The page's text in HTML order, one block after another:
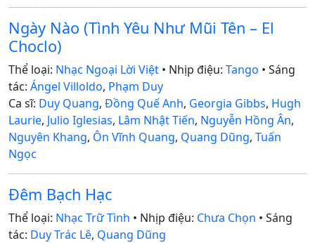
Ngày Nào (Tình Yêu Như Mũi Tên – El
Choclo)
Thể loại: Nhạc Ngoại Lời Việt • Nhịp điệu: Tango • Sáng
tác: Ángel Villoldo, Phạm Duy
Ca sĩ: Duy Quang, Đồng Quế Anh, Georgia Gibbs, Hugh
Laurie, Julio Iglesias, Lâm Nhật Tiến, Nguyễn Hồng Ân,
Nguyên Khang, Ôn Vĩnh Quang, Quang Dũng, Tuấn
Ngọc
Đêm Bạch Hạc
Thể loại: Nhạc Trữ Tình • Nhịp điệu: Chưa Chọn • Sáng
tác: Duy Trác Lê, Quang Dũng